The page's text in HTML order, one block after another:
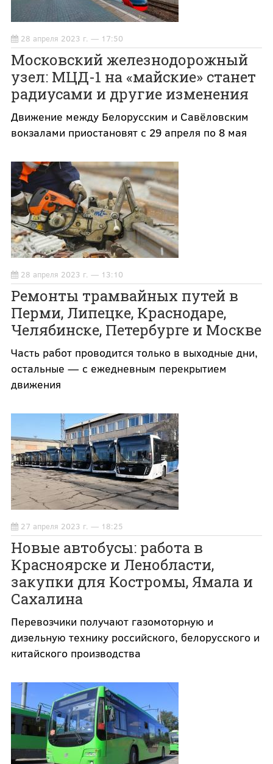
28 апреля 2023 г. — 17:50
Московский железнодорожный
узел: МЦД-1 на «майские» станет
радиусами и другие изменения
Движение между Белорусским и Савёловским
вокзалами приостановят с 29 апреля по 8 мая
28 апреля 2023 г. — 13:10
Ремонты трамвайных путей в
Перми, Липецке, Краснодаре,
Челябинске, Петербурге и Москве
Часть работ проводится только в выходные дни,
остальные — с ежедневным перекрытием
движения
27 апреля 2023 г. — 18:25
Новые автобусы: работа в
Красноярске и Ленобласти,
закупки для Костромы, Ямала и
Сахалина
Перевозчики получают газомоторную и
дизельную технику российского, белорусского и
китайского производства